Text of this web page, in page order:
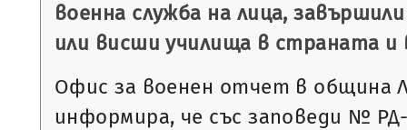
военна служба на лица,
или висши училища в страната и
Офис за военен отчет в община
информира, че със заповеди №